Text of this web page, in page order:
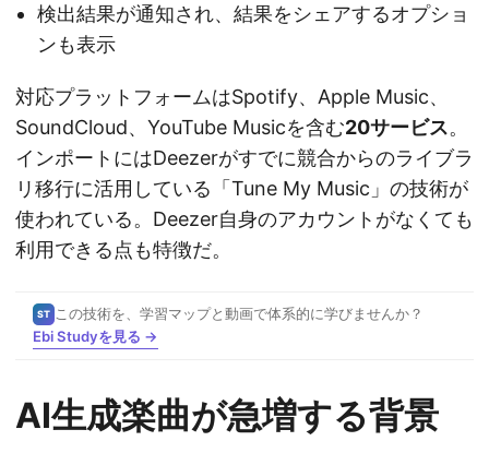
検出結果が通知され、結果をシェアするオプショ
ンも表示
対応プラットフォームはSpotify、Apple Music、
SoundCloud、YouTube Musicを含む20サービス。
インポートにはDeezerがすでに競合からのライブラ
リ移行に活用している「Tune My Music」の技術が
使われている。Deezer自身のアカウントがなくても
利用できる点も特徴だ。
ST この技術を、学習マップと動画で体系的に学びませんか？
Ebi Studyを見る →
AI生成楽曲が急増する背景